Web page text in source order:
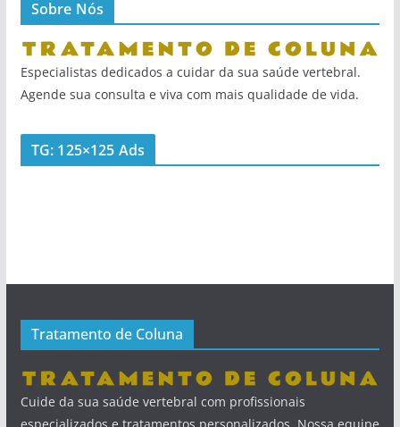
Sobre Nós
Especialistas dedicados a cuidar da sua saúde vertebral.
Agende sua consulta e viva com mais qualidade de vida.
TG: 125×125 Ads
Tratamento de Coluna
Cuide da sua saúde vertebral com profissionais